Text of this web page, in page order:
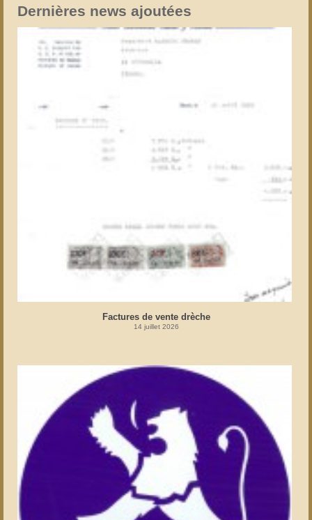
Dernières news ajoutées
Factures de vente drèche
14 juillet 2026